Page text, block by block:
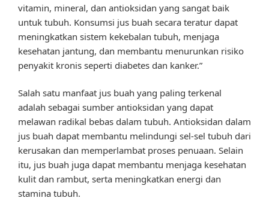
vitamin, mineral, dan antioksidan yang sangat baik
untuk tubuh. Konsumsi jus buah secara teratur dapat
meningkatkan sistem kekebalan tubuh, menjaga
kesehatan jantung, dan membantu menurunkan risiko
penyakit kronis seperti diabetes dan kanker.”
Salah satu manfaat jus buah yang paling terkenal
adalah sebagai sumber antioksidan yang dapat
melawan radikal bebas dalam tubuh. Antioksidan dalam
jus buah dapat membantu melindungi sel-sel tubuh dari
kerusakan dan memperlambat proses penuaan. Selain
itu, jus buah juga dapat membantu menjaga kesehatan
kulit dan rambut, serta meningkatkan energi dan
stamina tubuh.